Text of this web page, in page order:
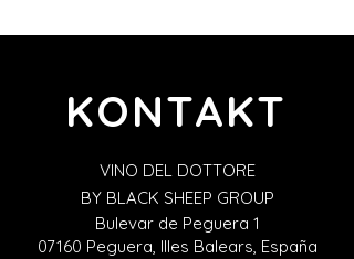
KONTAKT
VINO DEL DOTTORE
BY BLACK SHEEP GROUP
Bulevar de Peguera 1
07160 Peguera, Illes Balears, España